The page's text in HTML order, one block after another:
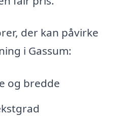
der kan påvirke
i Gassum:
og bredde